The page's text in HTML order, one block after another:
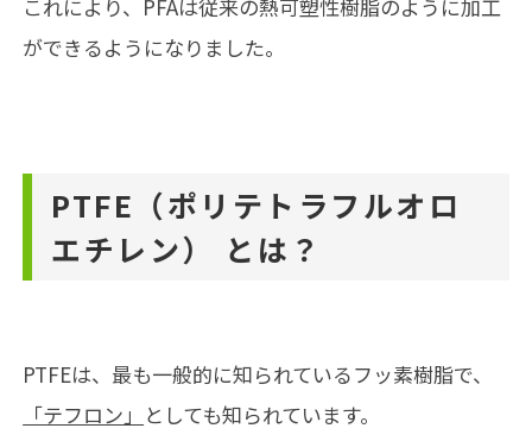
これにより、PFAは従来の熱可塑性樹脂のように加工
ができるようになりました。
PTFE（ポリテトラフルオロ
エチレン）
とは？
PTFEは、最も一般的に知られているフッ素樹脂で、
「テフロン」 としても知られています。